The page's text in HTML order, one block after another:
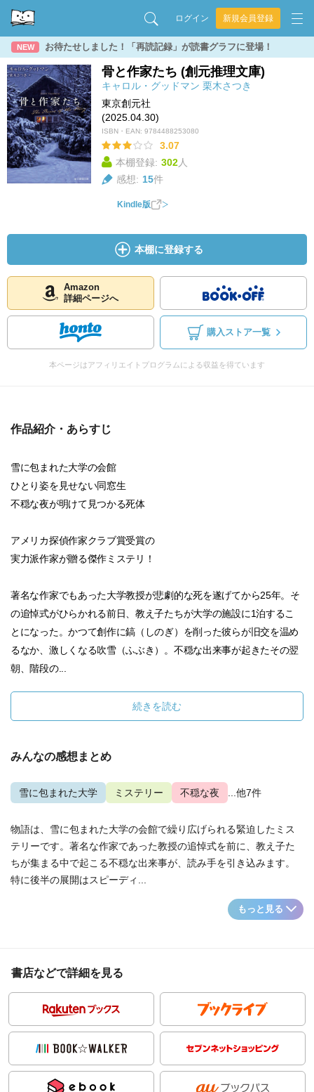
ログイン 新規会員登録
NEW お待たせしました！「再読記録」が読書グラフに登場！
骨と作家たち (創元推理文庫)
キャロル・グッドマン 栗木さつき
東京創元社
(2025.04.30)
ISBN・EAN: 9784488253080
3.07
本棚登録: 302人
感想: 15件
Kindle版
本棚に登録する
Amazon
詳細ページへ
購入ストア一覧
本ページはアフィリエイトプログラムによる収益を得ています
作品紹介・あらすじ
雪に包まれた大学の会館
ひとり姿を見せない同窓生
不穏な夜が明けて見つかる死体
アメリカ探偵作家クラブ賞受賞の
実力派作家が贈る傑作ミステリ！
著名な作家でもあった大学教授が悲劇的な死を遂げてから25年。そ
の追悼式がひらかれる前日、教え子たちが大学の施設に1泊するこ
とになった。かつて創作に鎬（しのぎ）を削った彼らが旧交を温め
るなか、激しくなる吹雪（ふぶき）。不穏な出来事が起きたその翌
朝、階段の...
続きを読む
みんなの感想まとめ
雪に包まれた大学 ミステリー 不穏な夜 ...他7件
物語は、雪に包まれた大学の会館で繰り広げられる緊迫したミス
テリーです。著名な作家であった教授の追悼式を前に、教え子た
ちが集まる中で起こる不穏な出来事が、読み手を引き込みます。
特に後半の展開はスピーディ...
もっと見る
書店などで詳細を見る